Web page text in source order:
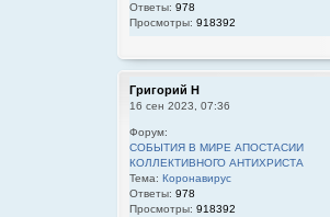
Ответы: 978
Просмотры: 918392
Григорий Н
16 сен 2023, 07:36
Форум:
СОБЫТИЯ В МИРЕ АПОСТАСИИ
КОЛЛЕКТИВНОГО АНТИХРИСТА
Тема: Коронавирус
Ответы: 978
Просмотры: 918392